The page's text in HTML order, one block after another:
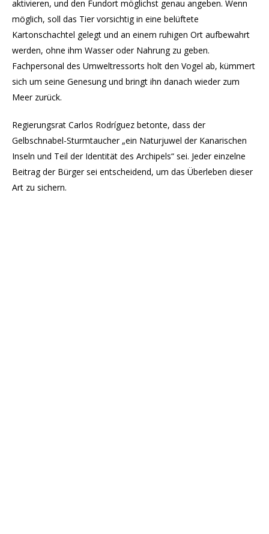
aktivieren, und den Fundort möglichst genau angeben. Wenn
möglich, soll das Tier vorsichtig in eine belüftete
Kartonschachtel gelegt und an einem ruhigen Ort aufbewahrt
werden, ohne ihm Wasser oder Nahrung zu geben.
Fachpersonal des Umweltressorts holt den Vogel ab, kümmert
sich um seine Genesung und bringt ihn danach wieder zum
Meer zurück.
Regierungsrat Carlos Rodríguez betonte, dass der
Gelbschnabel-Sturmtaucher „ein Naturjuwel der Kanarischen
Inseln und Teil der Identität des Archipels“ sei. Jeder einzelne
Beitrag der Bürger sei entscheidend, um das Überleben dieser
Art zu sichern.